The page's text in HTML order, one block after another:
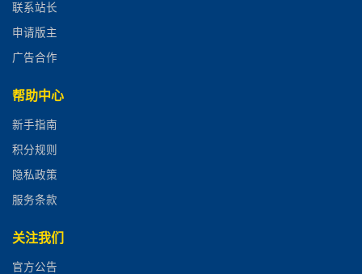
联系站长
申请版主
广告合作
帮助中心
新手指南
积分规则
隐私政策
服务条款
关注我们
官方公告